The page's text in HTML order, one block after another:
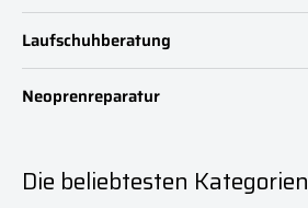
Laufschuhberatung
Neoprenreparatur
Die beliebtesten Kategorien